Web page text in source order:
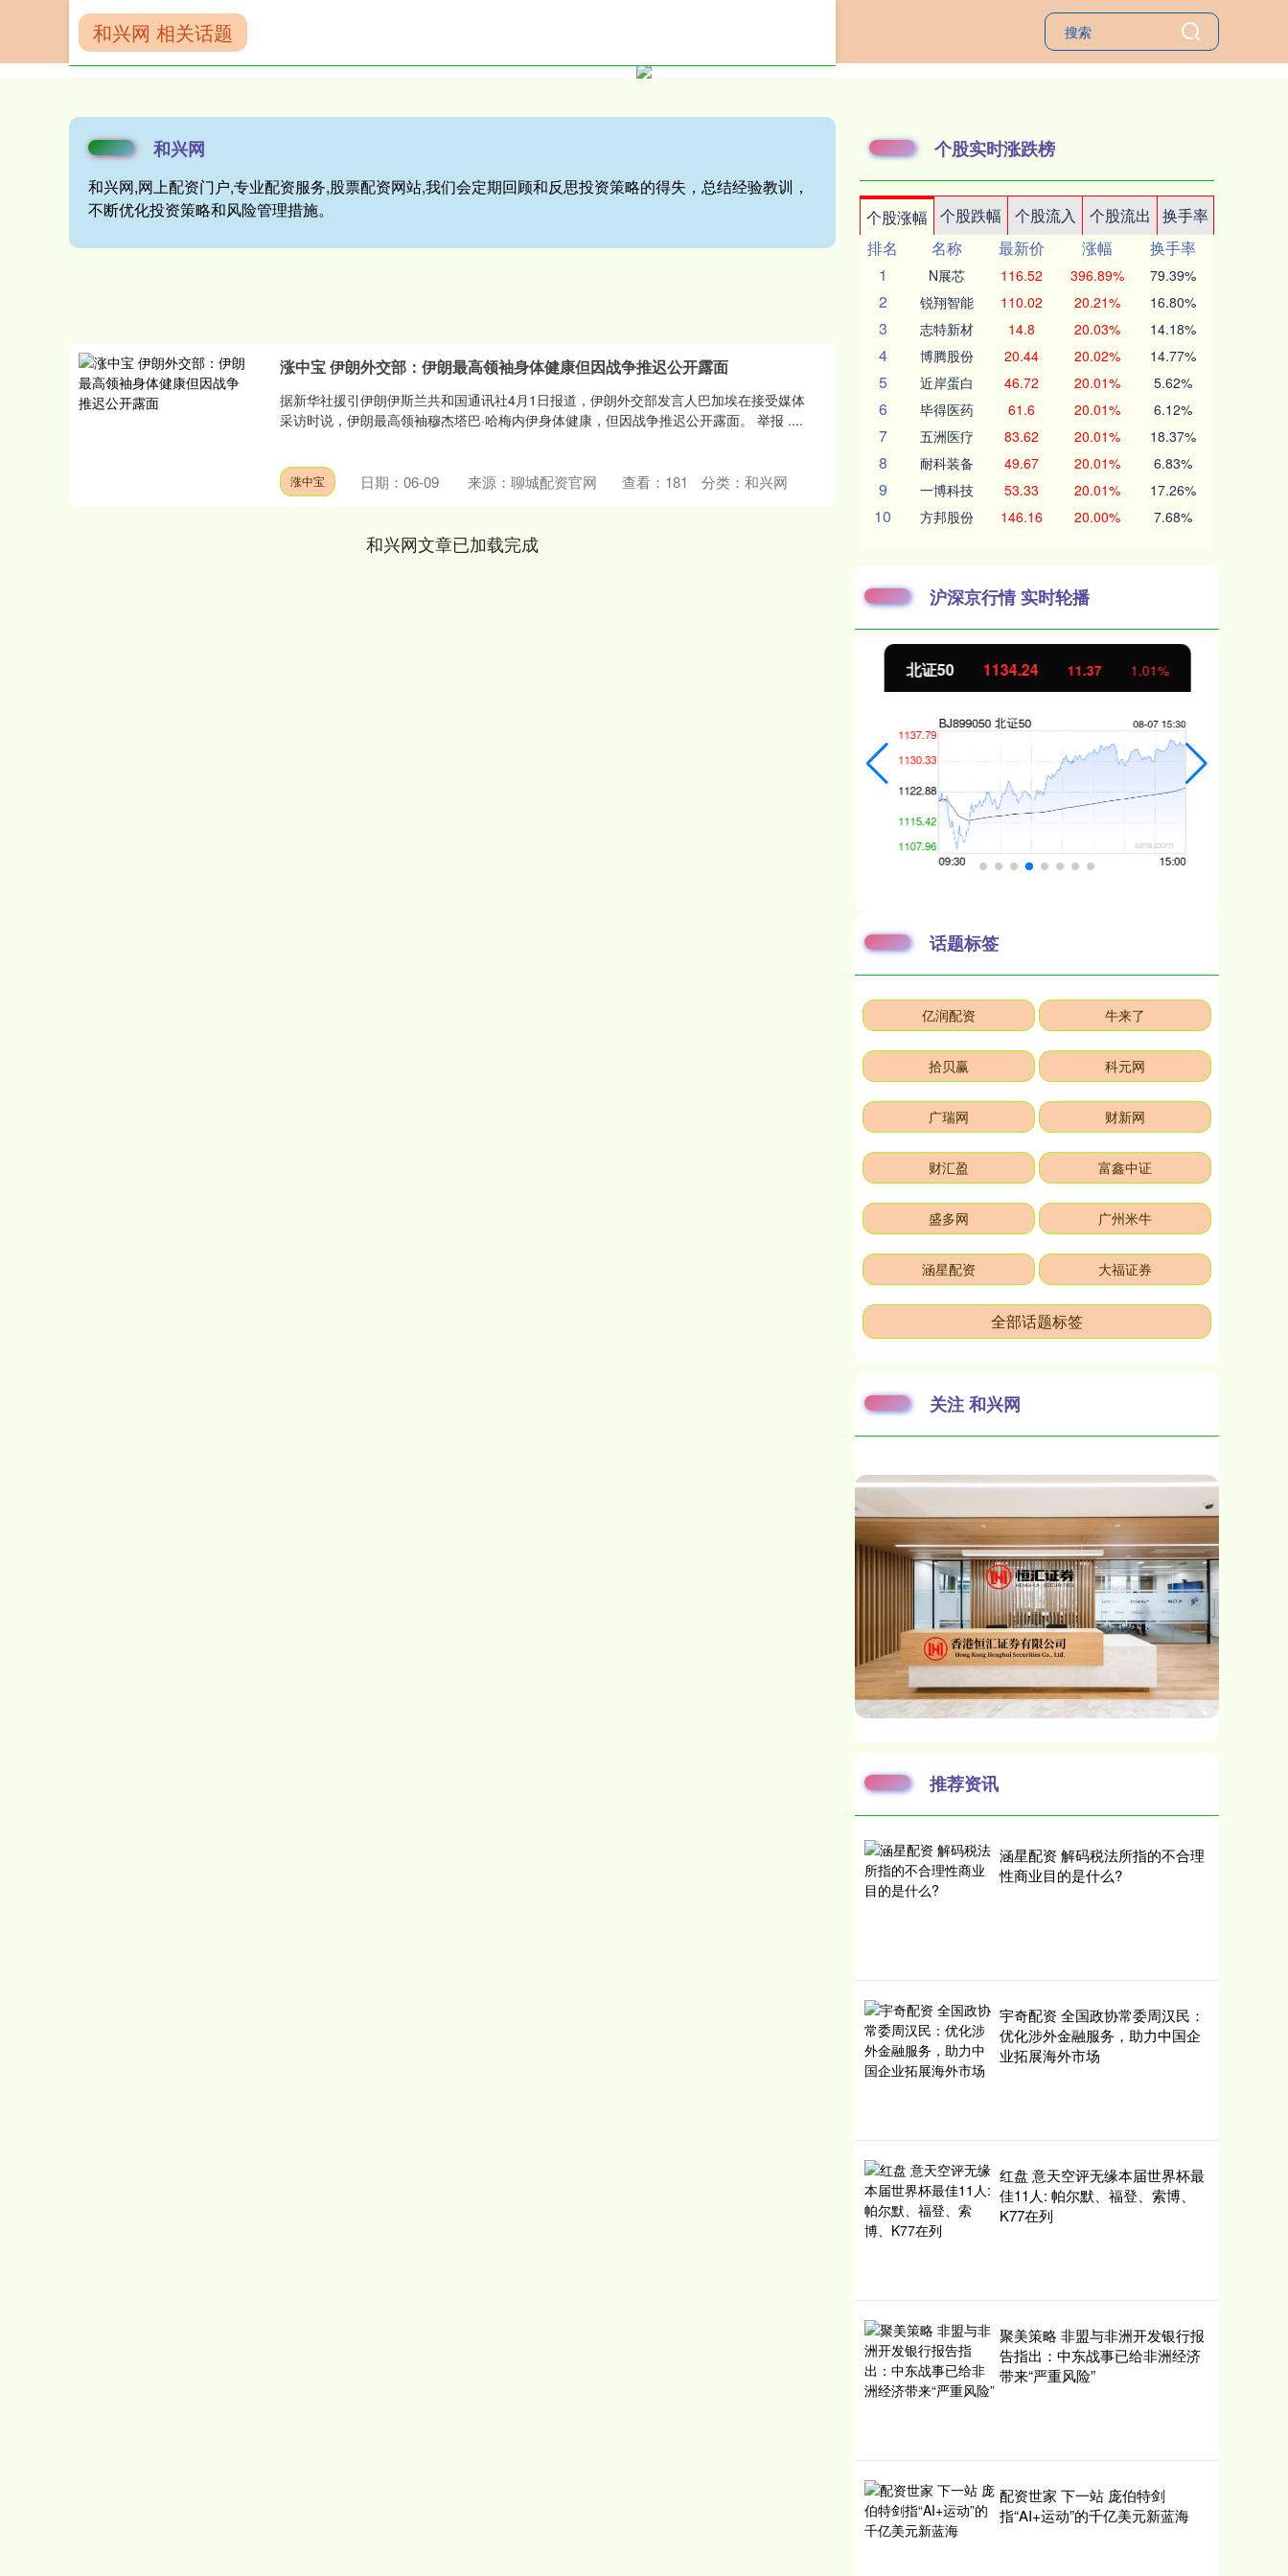
和兴网
和兴网,网上配资门户,专业配资服务,股票配资网站,我们会定期回顾和反思投资策略的得失，总结经验教训，
不断优化投资策略和风险管理措施。
和兴网 相关话题
涨中宝 伊朗外交部：伊朗最高领袖身体健康但因战争推迟公开露面
据新华社援引伊朗伊斯兰共和国通讯社4月1日报道，伊朗外交部发言人巴加埃在接受媒体
采访时说，伊朗最高领袖穆杰塔巴·哈梅内伊身体健康，但因战争推迟公开露面。 举报 ....
涨中宝 日期：06-09 来源：聊城配资官网 查看： 181 分类： 和兴网
和兴网文章已加载完成
个股实时涨跌榜
个股涨幅 个股跌幅 个股流入 个股流出
换手率
排名
名称 最新价 涨幅
换手率
1
N展芯 116.52 396.89% 79.39%
2 锐翔智能 110.02 20.21% 16.80%
3 志特新材 14.8 20.03% 14.18%
4 博腾股份 20.44 20.02% 14.77%
5 近岸蛋白 46.72 20.01% 5.62%
6 毕得医药 61.6 20.01% 6.12%
7 五洲医疗 83.62 20.01% 18.37%
8 耐科装备 49.67 20.01% 6.83%
9 一博科技 53.33 20.01% 17.26%
10 方邦股份 146.16 20.00% 7.68%
沪深京行情 实时轮播
北证50 1134.24 11.37 1.01%
话题标签
亿润配资 牛来了
拾贝赢 科元网
广瑞网 财新网
财汇盈 富鑫中证
盛多网 广州米牛
涵星配资 大福证券
全部话题标签
关注 和兴网
推荐资讯
涵星配资 解码税法所指的不合理
性商业目的是什么?
宇奇配资 全国政协常委周汉民：
优化涉外金融服务，助力中国企
业拓展海外市场
红盘 意天空评无缘本届世界杯最
佳11人: 帕尔默、福登、索博、
K77在列
聚美策略 非盟与非洲开发银行报
告指出：中东战事已给非洲经济
带来“严重风险”
配资世家 下一站 庞伯特剑
指“AI+运动”的千亿美元新蓝海